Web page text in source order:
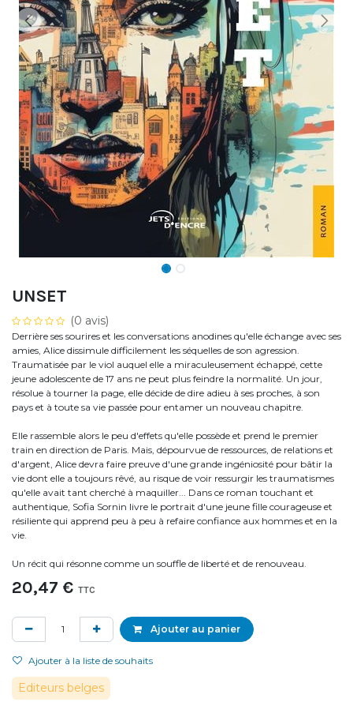
UNSET
(0 avis)
Derrière ses sourires et les conversations anodines qu'elle échange avec ses
amies, Alice dissimule difficilement les séquelles de son agression.
Traumatisée par le viol auquel elle a miraculeusement échappé, cette
jeune adolescente de 17 ans ne peut plus feindre la normalité. Un jour,
résolue à tourner la page, elle décide de dire adieu à ses proches, à son
pays et à toute sa vie passée pour entamer un nouveau chapitre.
Elle rassemble alors le peu d'effets qu'elle possède et prend le premier
train en direction de Paris. Mais, dépourvue de ressources, de relations et
d'argent, Alice devra faire preuve d'une grande ingéniosité pour bâtir la
vie dont elle a toujours rêvé, au risque de voir ressurgir les traumatismes
qu'elle avait tant cherché à maquiller... Dans ce roman touchant et
authentique, Sofia Sornin livre le portrait d'une jeune fille courageuse et
résiliente qui apprend peu à peu à refaire confiance aux hommes et en la
vie.
Un récit qui résonne comme un souffle de liberté et de renouveau.
20,47 € TTC
Ajouter au panier
Ajouter à la liste de souhaits
Editeurs belges